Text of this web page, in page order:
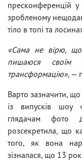
пресконференцій у
зробленому
тіло в топі та
«Сама не вірю,
пишаюся своїм
трансформацію», —
Варто зазначити,
із випусків шоу
глядачам фото
розсекретила, що
того, як вона
зізналася, що 13